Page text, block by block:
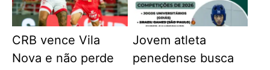
CRB vence Vila
Nova e não perde
Jovem atleta
penedense busca